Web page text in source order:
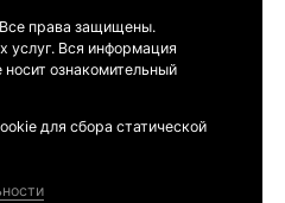
права защищены.
услуг. Вся информация
носит ознакомительный
для сбора статической